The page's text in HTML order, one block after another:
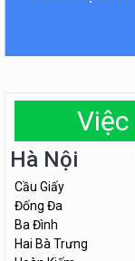
Hà Nội
Cầu Giấy
Đống Đa
Ba Đình
Hai Bà Trưng